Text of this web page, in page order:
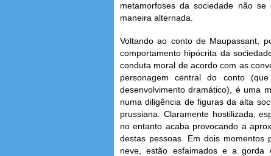
metamorfoses da sociedade não
maneira alternada.
Voltando ao conto de Maupassant,
comportamento hipócrita da
conduta moral de acordo com as
personagem central do conto
desenvolvimento dramático), é uma
numa diligência de figuras da alta
prussiana. Claramente hostilizada,
no entanto acaba provocando a
destas pessoas. Em dois momentos
neve, estão esfaimados e a gorda